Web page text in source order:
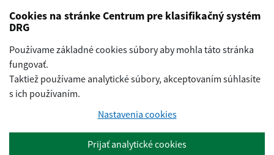
Preskočiť na hlavný obsah
Cookies na stránke Centrum pre klasifikačný systém
DRG
Používame základné cookies súbory aby mohla táto stránka
fungovať.
Taktiež používame analytické súbory, akceptovaním súhlasíte
s ich používaním.
Nastavenia cookies
Prijať analytické cookies